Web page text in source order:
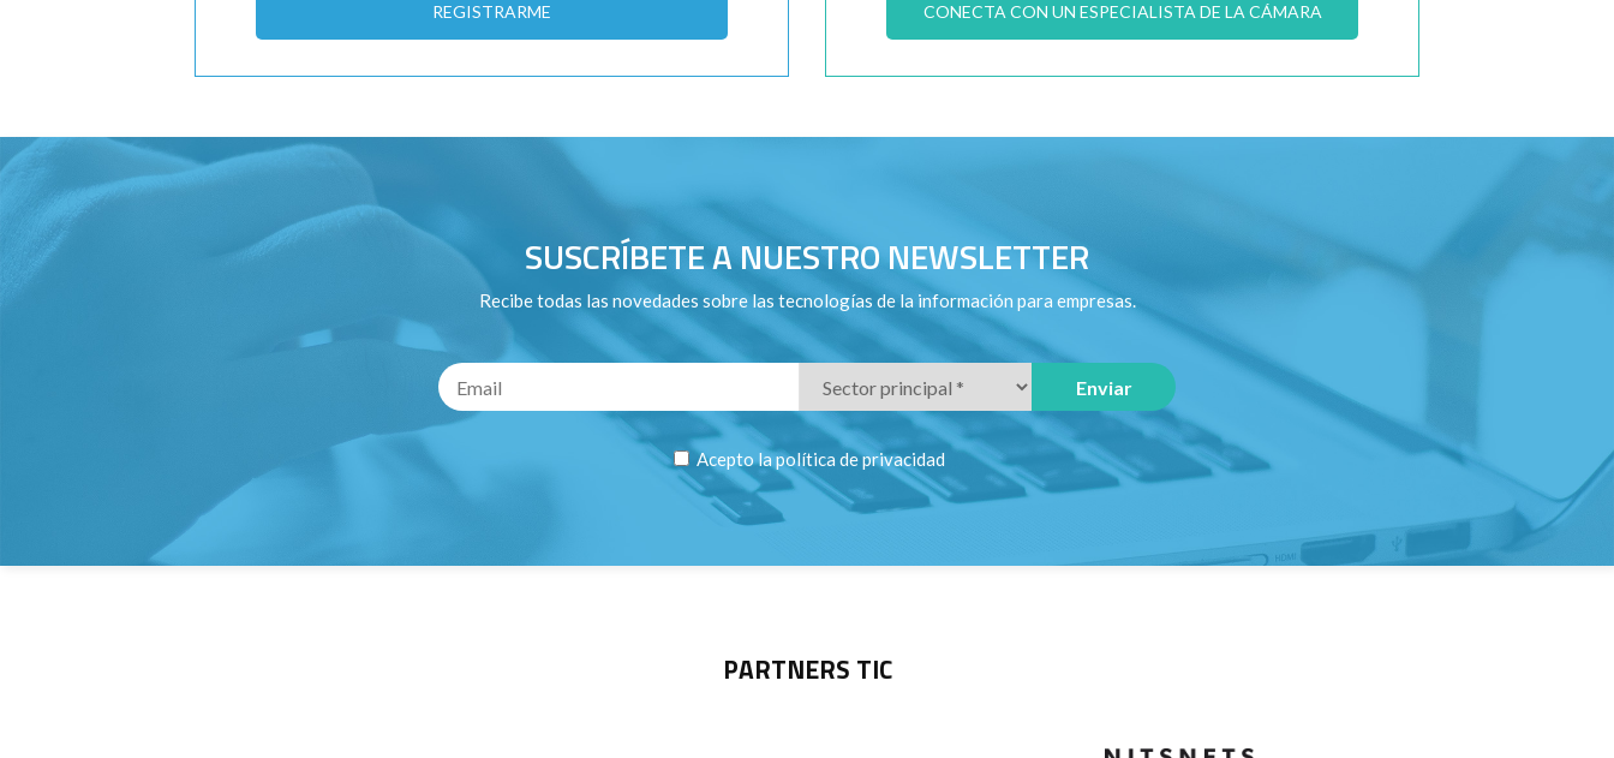
REGISTRARME CONECTA CON UN ESPECIALISTA DE LA CÁMARA
SUSCRÍBETE A NUESTRO NEWSLETTER
Recibe todas las novedades sobre las tecnologías de la información para empresas.
Acepto lapolítica de privacidad
PARTNERS TIC